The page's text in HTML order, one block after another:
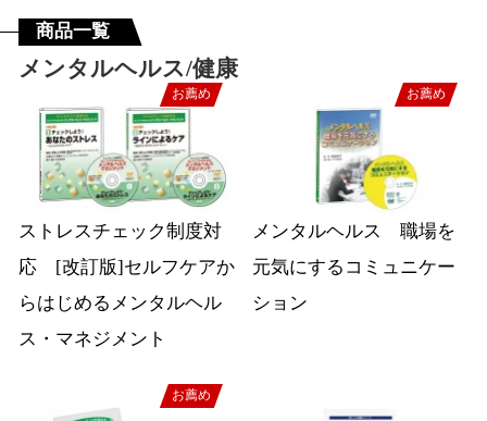
商品一覧
メンタルヘルス/健康
お薦め
ストレスチェック制度対
応 [改訂版]セルフケアか
らはじめるメンタルヘル
ス・マネジメント
お薦め
メンタルヘルス 職場を
元気にするコミュニケー
ション
お薦め